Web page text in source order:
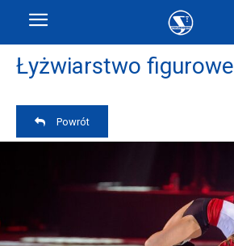
Łyżwiarstwo figurowe
Powrót